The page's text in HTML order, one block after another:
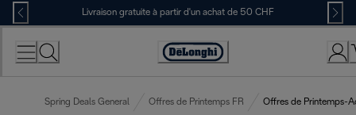
Skip
to
Content
Livraison gratuite à partir d'un achat de 50 CHF
Déclaration
Spring Deals General Offres de Printemps FR Offres de Printemps-